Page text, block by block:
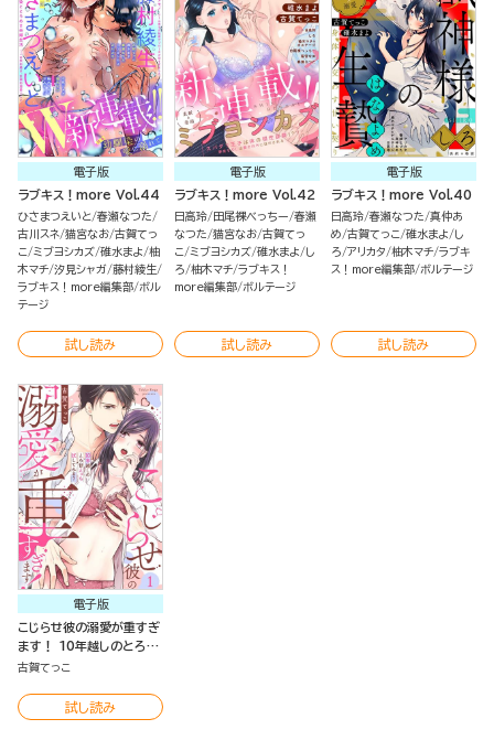
電子版
ラブキス！more Vol.44
ひさまつえいと 春瀬なつた
古川スネ 猫宮なお 古賀てっ
こ ミブヨシカズ 碓水まよ 柚
木マチ 汐見シャガ 藤村綾生
ラブキス！more編集部 ボル
テージ
試し読み
電子版
ラブキス！more Vol.42
日高玲 田尾裸べっちー 春瀬
なつた 猫宮なお 古賀てっ
こ ミブヨシカズ 碓水まよ
し
ろ 柚木マチ ラブキス！
more編集部 ボルテージ
試し読み
電子版
ラブキス！more Vol.40
日高玲 春瀬なつた 真仲あ
め 古賀てっこ 碓水まよ
し
ろ アリカタ 柚木マチ ラブキ
ス！more編集部 ボルテージ
試し読み
電子版
こじらせ彼の溺愛が重すぎ
ます！ 10年越しのとろ甘
えっち試してみる？（分冊
古賀てっこ
試し読み